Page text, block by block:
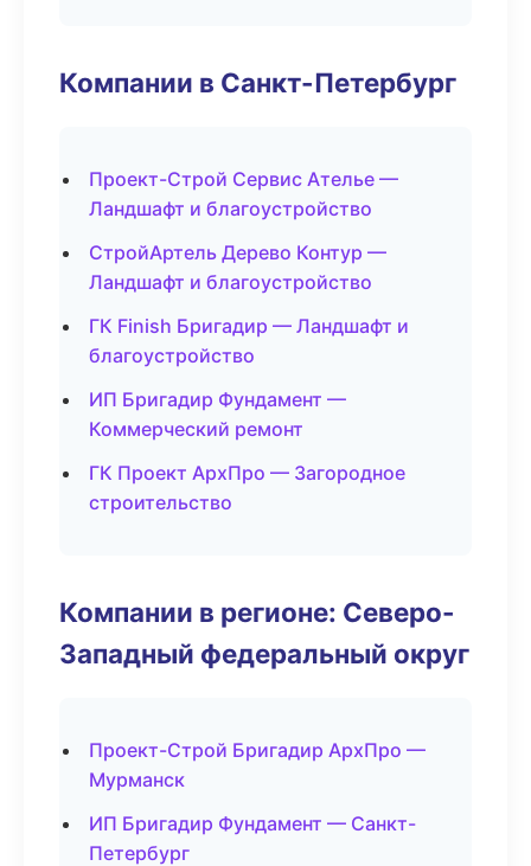
Компании в Санкт-Петербург
Проект-Строй Сервис Ателье —
Ландшафт и благоустройство
СтройАртель Дерево Контур —
Ландшафт и благоустройство
ГК Finish Бригадир — Ландшафт и
благоустройство
ИП Бригадир Фундамент —
Коммерческий ремонт
ГК Проект АрхПро — Загородное
строительство
Компании в регионе: Северо-
Западный федеральный округ
Проект-Строй Бригадир АрхПро —
Мурманск
ИП Бригадир Фундамент — Санкт-
Петербург